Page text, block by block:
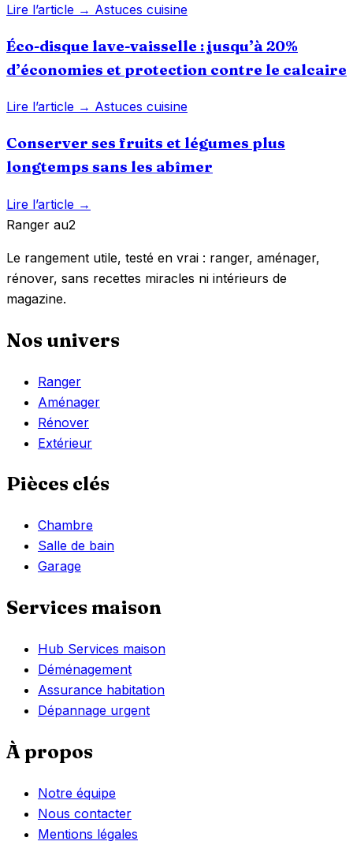
Lire l’article → Astuces cuisine
Éco-disque lave-vaisselle : jusqu’à 20%
d’économies et protection contre le calcaire
Lire l’article → Astuces cuisine
Conserver ses fruits et légumes plus
longtemps sans les abîmer
Lire l’article →
Ranger au2
Le rangement utile, testé en vrai : ranger, aménager,
rénover, sans recettes miracles ni intérieurs de
magazine.
Nos univers
Ranger
Aménager
Rénover
Extérieur
Pièces clés
Chambre
Salle de bain
Garage
Services maison
Hub Services maison
Déménagement
Assurance habitation
Dépannage urgent
À propos
Notre équipe
Nous contacter
Mentions légales